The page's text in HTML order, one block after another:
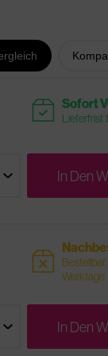
readytoship Sofort
Lieferfrist
In Den
sold Werktage
In Den